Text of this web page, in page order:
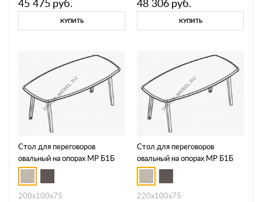
45 475 руб.
КУПИТЬ
48 306 руб.
КУПИТЬ
Стол для переговоров
овальный на опорах МР Б1Б
147
200x100x75
Стол для переговоров
овальный на опорах МР Б1Б
148
220x100x75